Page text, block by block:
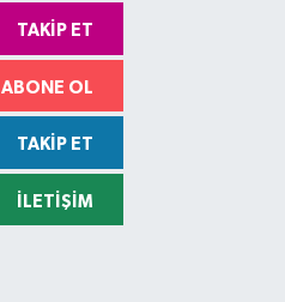
TAKIP ET
ABONE OL
TAKIP ET
İLETIŞIM